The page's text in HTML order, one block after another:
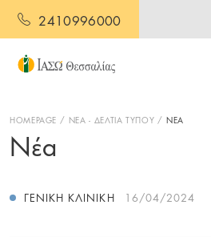
2410996000
HOMEPAGE ΝΕΑ - ΔΕΛΤΙΑ ΤΥΠΟΥ ΝΕΑ
Νέα
ΓΕΝΙΚΉ ΚΛΙΝΙΚΉ 16/04/2024